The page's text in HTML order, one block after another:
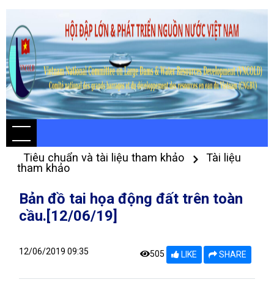
Tiêu chuẩn và tài liệu tham khảo
Tài liệu
tham khảo
Bản đồ tai họa động đất trên toàn
cầu.[12/06/19]
12/06/2019 09:35 505 LIKE SHARE